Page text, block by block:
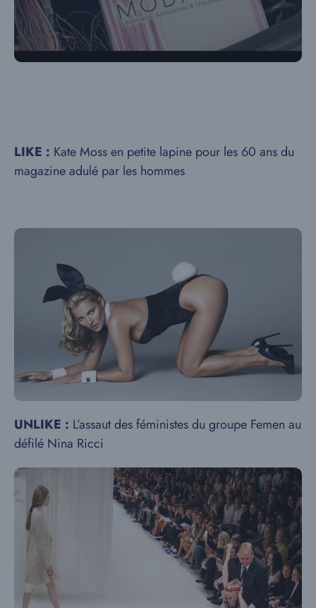
LIKE : Kate Moss en petite lapine pour les 60 ans du
magazine adulé par les hommes
UNLIKE : L’assaut des féministes du groupe Femen au
défilé Nina Ricci